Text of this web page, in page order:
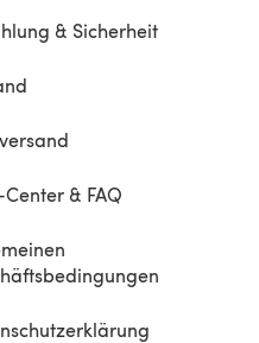
& Sicherheit
& FAQ